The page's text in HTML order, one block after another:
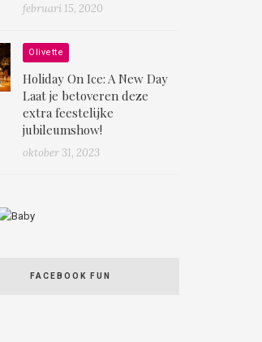
februari 15, 2020
Olivette
Holiday On Ice: A New Day
Laat je betoveren deze
extra feestelijke
jubileumshow!
oktober 31, 2023
FACEBOOK FUN